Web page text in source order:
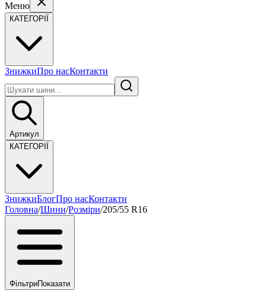
Меню
КАТЕГОРІЇ
ЗнижкиПро насКонтакти
Артикул
КАТЕГОРІЇ
ЗнижкиБлогПро насКонтакти
Головна/Шини/Розміри/205/55 R16
ФільтриПоказати